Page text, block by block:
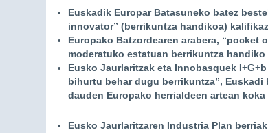
Euskadik Europar Batasuneko batez
innovator” (berrikuntza handikoa)
Europako Batzordearen arabera,
moderatuko estatuan berrikuntza handiko
Eusko Jaurlaritzak eta Innobasquek
bihurtu behar dugu berrikuntza”,
dauden Europako herrialdeen artean koka
Eusko Jaurlaritzaren Industria Plan